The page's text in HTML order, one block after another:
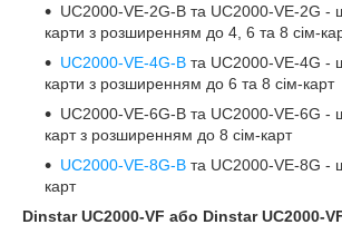
UC2000-VE-2G-B та UC2000-VE-2G -
карти з розширенням до 4, 6 та 8 сім-
UC2000-VE-4G-B та UC2000-VE-4G -
карти з розширенням до 6 та 8 сім-карт
UC2000-VE-6G-B та UC2000-VE-6G -
карт з розширенням до 8 сім-карт
UC2000-VE-8G-B та UC2000-VE-8G -
карт
Dinstar UC2000-VF або Dinstar UC2000-